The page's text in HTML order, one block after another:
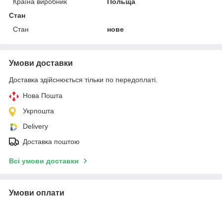
Країна виробник
Польща
Стан
Стан
нове
Умови доставки
Доставка здійснюється тільки по передоплаті.
Нова Пошта
Укрпошта
Delivery
Доставка поштою
Всі умови доставки
Умови оплати